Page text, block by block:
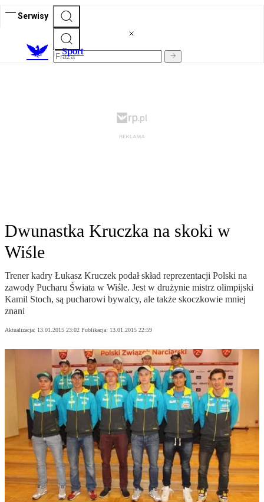
Serwisy
Sport
Dwunastka Kruczka na skoki w
Wiśle
Trener kadry Łukasz Kruczek podał skład reprezentacji Polski na
zawody Pucharu Świata w Wiśle. Jest w drużynie mistrz olimpijski
Kamil Stoch, są pucharowi bywalcy, ale także skoczkowie mniej
znani
Aktualizacja: 13.01.2015 23:02 Publikacja: 13.01.2015 22:59